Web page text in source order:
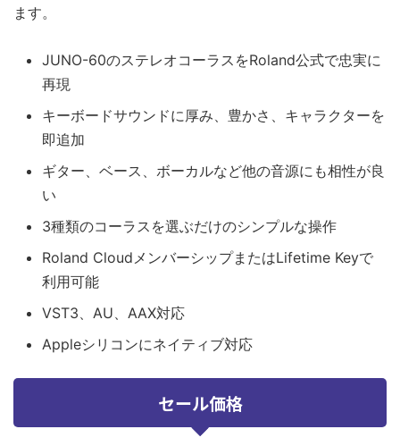
ます。
JUNO-60のステレオコーラスをRoland公式で忠実に
再現
キーボードサウンドに厚み、豊かさ、キャラクターを
即追加
ギター、ベース、ボーカルなど他の音源にも相性が良
い
3種類のコーラスを選ぶだけのシンプルな操作
Roland CloudメンバーシップまたはLifetime Keyで
利用可能
VST3、AU、AAX対応
Appleシリコンにネイティブ対応
セール価格